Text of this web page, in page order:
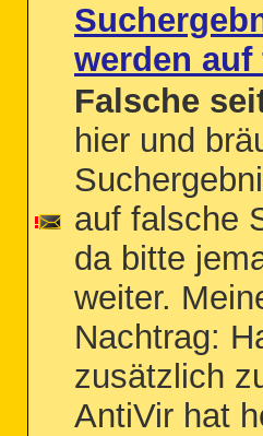
werden
Falsche
hier und
auf falsche
da bitte
weiter.
Nachtrag:
zusätzlich
AntiVir hat